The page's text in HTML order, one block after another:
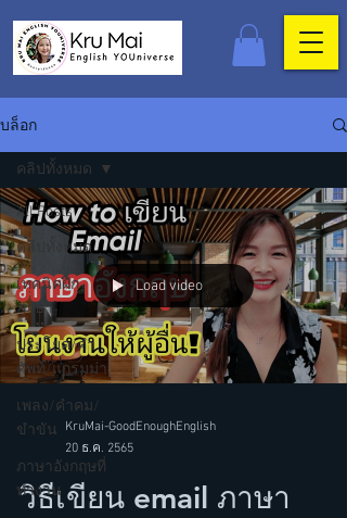
บล็อก
All Posts
คลิปทั้งหมด
เทคนิคฝึก
ภาษา
ประโยค/คำ
ศัพท์/แกรมม่า
เพลง/คำคม/
ขำขัน
ภาษาอังกฤษที่
ทำงาน
คลิปทั้งหมด
Load video
KruMai-GoodEnoughEnglish
20 ธ.ค. 2565
วิธีเขียน email ภาษา